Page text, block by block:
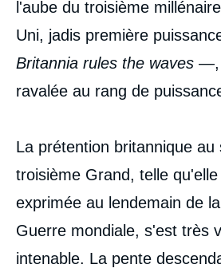
l'aube du troisième
Uni, jadis première
Britannia rules the waves —,
ravalée au rang de
La prétention britannique au
troisième Grand, telle
exprimée au lendemain de
Guerre mondiale, s'est très
intenable. La pente